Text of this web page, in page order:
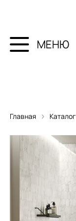
МЕНЮ
Главная Каталог